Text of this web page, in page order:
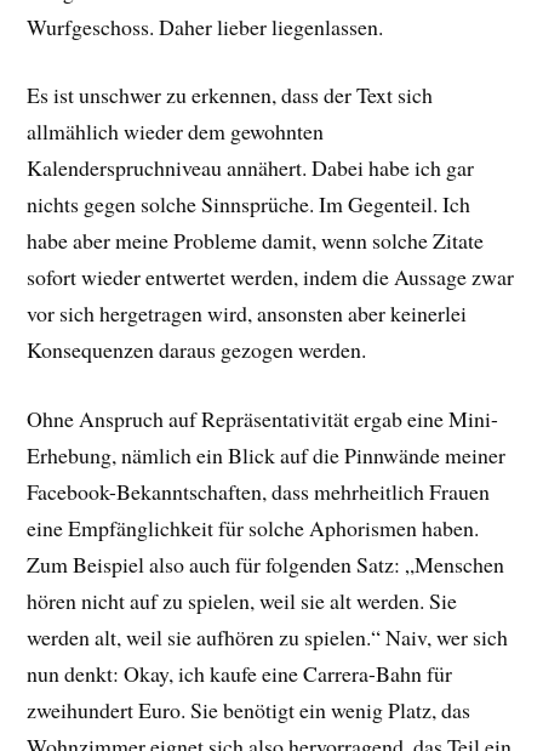
Wurfgeschoss. Daher lieber liegenlassen.
Es ist unschwer zu erkennen, dass der Text sich
allmählich wieder dem gewohnten
Kalenderspruchniveau annähert. Dabei habe ich gar
nichts gegen solche Sinnsprüche. Im Gegenteil. Ich
habe aber meine Probleme damit, wenn solche Zitate
sofort wieder entwertet werden, indem die Aussage zwar
vor sich hergetragen wird, ansonsten aber keinerlei
Konsequenzen daraus gezogen werden.
Ohne Anspruch auf Repräsentativität ergab eine Mini-
Erhebung, nämlich ein Blick auf die Pinnwände meiner
Facebook-Bekanntschaften, dass mehrheitlich Frauen
eine Empfänglichkeit für solche Aphorismen haben.
Zum Beispiel also auch für folgenden Satz: „Menschen
hören nicht auf zu spielen, weil sie alt werden. Sie
werden alt, weil sie aufhören zu spielen.“ Naiv, wer sich
nun denkt: Okay, ich kaufe eine Carrera-Bahn für
zweihundert Euro. Sie benötigt ein wenig Platz, das